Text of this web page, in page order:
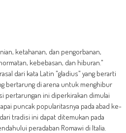
ketahanan, dan pengorbanan,
kebebasan, dan hiburan."
dari kata Latin "gladius" yang berarti
bertarung di arena untuk menghibur
pertarungan ini diperkirakan dimulai
puncak popularitasnya pada abad ke-
tradisi ini dapat ditemukan pada
peradaban Romawi di Italia.